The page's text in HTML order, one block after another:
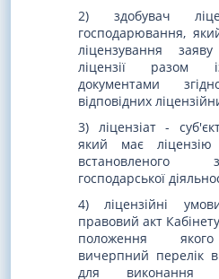
2) здобувач
господарювання,
ліцензування
ліцензії разом
документами
відповідних
3) ліцензіат -
який має
господарської
4) ліцензійні
правовий акт
положення
вичерпний перелік
для виконання